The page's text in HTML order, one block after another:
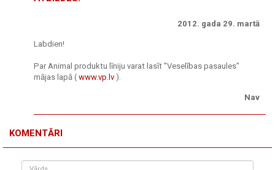
2012. gada 29. martā
Labdien!
Par Animal produktu līniju varat lasīt "Veselības pasaules"
mājas lapā ( www.vp.lv ).
Nav
KOMENTĀRI
Vārds